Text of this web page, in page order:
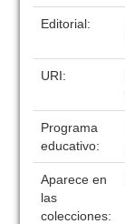
Editorial:
URI:
Programa
educativo:
Aparece en
las
colecciones: